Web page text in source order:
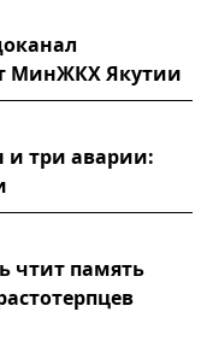
МинЖКХ Якутии
и три аварии:
чтит память